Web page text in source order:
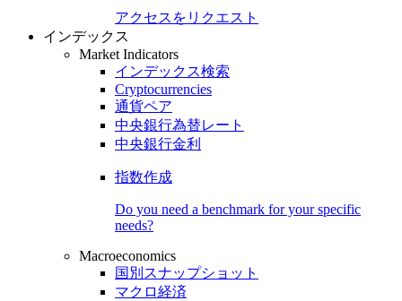
アクセスをリクエスト
インデックス
Market Indicators
インデックス検索
Cryptocurrencies
通貨ペア
中央銀行為替レート
中央銀行金利
指数作成
Do you need a benchmark for your specific
needs?
Macroeconomics
国別スナップショット
マクロ経済